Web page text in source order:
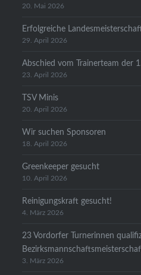
20. Mai 2026
Erfolgreiche
29. April 2026
Abschied vom Trainerteam der
23. April 2026
TSV Minis
20. April 2026
Wir suchen Sponsoren
18. April 2026
Greenkeeper gesucht
10. April 2026
Reinigungskraft gesucht!
4. März 2026
23 Vordorfer Turnerinnen
3. März 2026